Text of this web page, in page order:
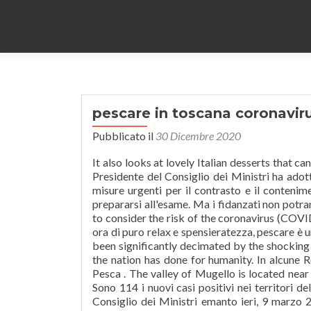
pescare in toscana
Pubblicato il 30 Dicembre 2020
It also looks at lovely Italian desserts that can be used to wind up an excellent dining experience. L’11 marzo 2020 il Presidente del Consiglio dei Ministri ha adottato un nuovo decreto, che aggiorna in senso ancora più restrittivo le misure urgenti per il contrasto e il contenimento del diffondersi dell’epidemia COVID-19. Materiali di studio per prepararsi all'esame. Ma i fidanzati non potranno vedersi. Located in Tirrenia in the Tuscany region, ... 2020, be sure to consider the risk of the coronavirus (COVID-19) and associated government measures. Oltre a garantire qualche ora di puro relax e spensieratezza, pescare è uno sport in grado di coniugare l'utile e il dilettevole. Although Italy has been significantly decimated by the shocking COVID-19 viral pandemic, there is no way the world can forget what the nation has done for humanity. In alcune Regioni il coronavirus corre meno, e il Governo allenterà le restrizioni. Pesca . The valley of Mugello is located near Florence and it is the ideal location to spend your holiday in Tuscany. Sono 114 i nuovi casi positivi nei territori della Asl Toscana Centro. Com’è noto, con il Decreto del Presidente del Consiglio dei Ministri emanto ieri, 9 marzo 2020 , in vigore da oggi, 10 marzo 2020 , le restrizioni contenute nel Decreto emanato in data 8 marzo 2020 per l’emergenza Coronavirus vengono estese su tutto il territorio nazionale. Prestigious property for sale in Tuscany. Consulta qui le sessioni di esame nelle sedi territoriali provinciali. Well, now you do, and you can learn more about them by exploring this section. Per informazioni sui cookie dei siti di Regione Toscana e su come eventualmente disabilitarli, leggi la "privacy policy". It touches on the specific foods that can be used for different occasions and how to cater for them. Welcome to Pescare. L’attività di pesca dilettantistica in Toscana è regolamentata da alcune normative regionali. Nella Guida puoi trovare indicazioni su come richiedere la licenza di pesca, su come conseguire l’attestazione di guardia ittica volontaria e le informazioni sulle zone a regolamento specifico. La zona in cui si trova la struttura e ricca selvagina il paese vicino è Magliano in Toscana un borgo medievale chiuso da bellissime mura. It looks at the best there is in terms of the Italian dining scene, to inform and remind the world that there is still a good reason to sample Italian delicacies now and in the future. Un'oasi nella natura dove praticare pesca sportiva, trekking, mountain bike e fare barbecue e feste con amici e familiari! Di. Insomma per uscire con un peschereccio, andare a pescare … ... jogging, andare in bicicletta, pescare, andare a vela o fare surf. The pieces on the site are curated under the following sections. Il coronavirus stravolge le nostre abitudini anche ... fermato dai carabinieri a un posto di controllo, ha detto, con estrema sincerità, che stava andando a pescare. La zona rossa è scattata perché la Regione Campania, assieme alla Toscana, è entrata in scenario 4, quello più critico, in una fascia di rischio elevato , secondo la Cabina di Regia di ministero della Salute e Iss. Info on Coronavirus in Tuscany MUSEUMS Opening hours // ENTRANCES SUSPENDED FROM 5th NOV Discover wine and extravirgin olive oil in Mugello 2020 MUGELLO FOR KIDS 2020 Territory. La caccia in Toscana è regolata da alcune normative regionali. Italian cuisine, restaurants, and everything related to them has blessed the world for decades. Da lunedì 28 dicembre, per tre giorni, fino al 30 dicembre in base al nuovo Decreto di Natale, tutta Italia torna in zona arancione. La risposta del Ministero dei Trasporti In molti in queste ore si stanno chiedendo se possono alleviare le sofferenze dell’isolamento forzato uscendo con la propria barca in solitaria, oppure rifugiarsi su un molo a pescare, per stare un po’ all’aria